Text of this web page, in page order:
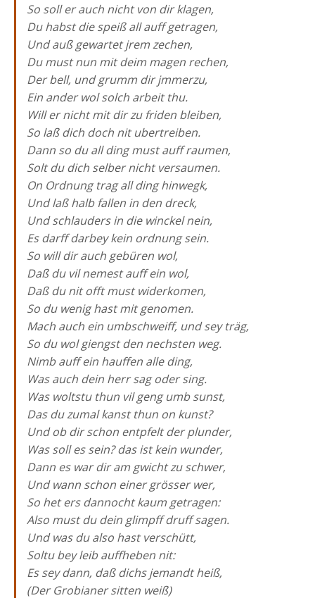
So soll er auch nicht von dir klagen,
Du habst die speiß all auff getragen,
Und auß gewartet jrem zechen,
Du must nun mit deim magen rechen,
Der bell, und grumm dir jmmerzu,
Ein ander wol solch arbeit thu.
Will er nicht mit dir zu friden bleiben,
So laß dich doch nit ubertreiben.
Dann so du all ding must auff raumen,
Solt du dich selber nicht versaumen.
On Ordnung trag all ding hinwegk,
Und laß halb fallen in den dreck,
Und schlauders in die winckel nein,
Es darff darbey kein ordnung sein.
So will dir auch gebüren wol,
Daß du vil nemest auff ein wol,
Daß du nit offt must widerkomen,
So du wenig hast mit genomen.
Mach auch ein umbschweiff, und sey träg,
So du wol giengst den nechsten weg.
Nimb auff ein hauffen alle ding,
Was auch dein herr sag oder sing.
Was woltstu thun vil geng umb sunst,
Das du zumal kanst thun on kunst?
Und ob dir schon entpfelt der plunder,
Was soll es sein? das ist kein wunder,
Dann es war dir am gwicht zu schwer,
Und wann schon einer grösser wer,
So het ers dannocht kaum getragen:
Also must du dein glimpff druff sagen.
Und was du also hast verschütt,
Soltu bey leib auffheben nit:
Es sey dann, daß dichs jemandt heiß,
(Der Grobianer sitten weiß)